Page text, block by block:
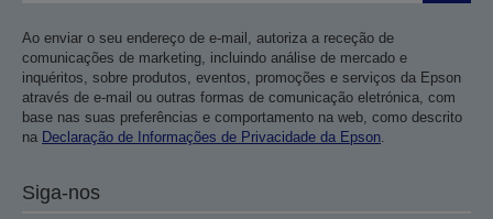
Ao enviar o seu endereço de e-mail, autoriza a receção de
comunicações de marketing, incluindo análise de mercado e
inquéritos, sobre produtos, eventos, promoções e serviços da Epson
através de e-mail ou outras formas de comunicação eletrónica, com
base nas suas preferências e comportamento na web, como descrito
na Declaração de Informações de Privacidade da Epson.
Siga-nos